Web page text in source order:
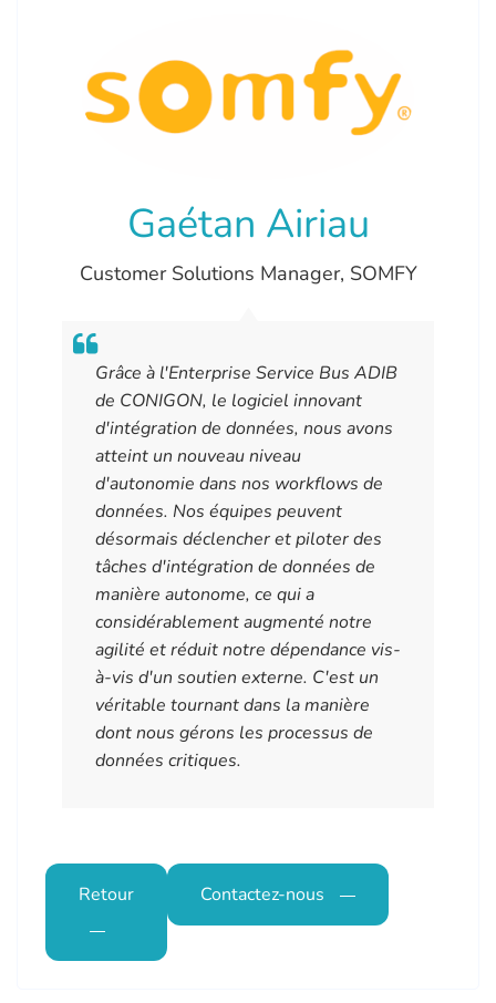
Gaétan Airiau
Customer Solutions Manager, SOMFY
Grâce à l'Enterprise Service Bus ADIB
de CONIGON, le logiciel innovant
d'intégration de données, nous avons
atteint un nouveau niveau
d'autonomie dans nos workflows de
données. Nos équipes peuvent
désormais déclencher et piloter des
tâches d'intégration de données de
manière autonome, ce qui a
considérablement augmenté notre
agilité et réduit notre dépendance vis-
à-vis d'un soutien externe. C'est un
véritable tournant dans la manière
dont nous gérons les processus de
données critiques.
Retour Contactez-nous